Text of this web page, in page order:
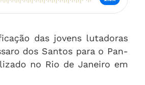
das jovens lutadoras
dos Santos para o Pan-
no Rio de Janeiro em